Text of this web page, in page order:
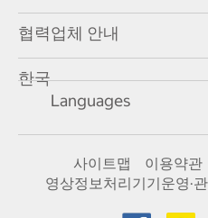
협력업체 안내
한국
Languages
사이트맵 이용약관
영상정보처리기기운영·